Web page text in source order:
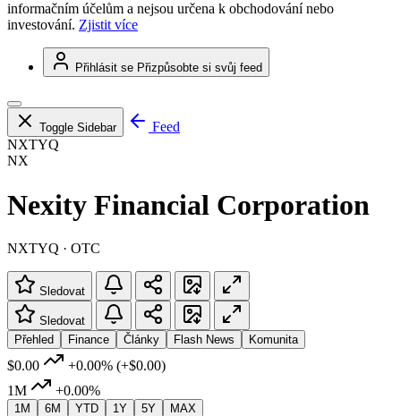
informačním účelům a nejsou určena k obchodování nebo
investování. Zjistit více
Přihlásit se Přizpůsobte si svůj feed
Toggle Sidebar
Feed
NXTYQ
NX
Nexity Financial Corporation
NXTYQ · OTC
Sledovat
Sledovat
Přehled
Finance Články Flash News Komunita
$0.00 +0.00% (+$0.00)
1M
+0.00%
1M 6M YTD 1Y 5Y MAX